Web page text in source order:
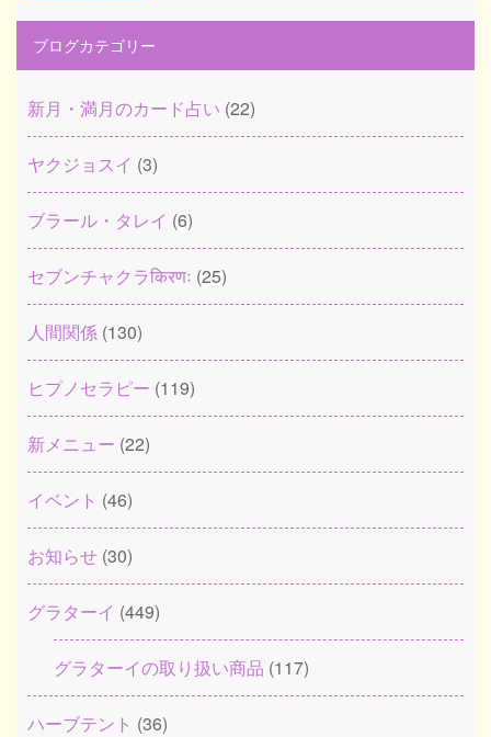
ブログカテゴリー
新月・満月のカード占い (22)
ヤクジョスイ (3)
ブラール・タレイ (6)
セブンチャクラकिरणः (25)
人間関係 (130)
ヒプノセラピー (119)
新メニュー (22)
イベント (46)
お知らせ (30)
グラターイ (449)
グラターイの取り扱い商品 (117)
ハーブテント (36)